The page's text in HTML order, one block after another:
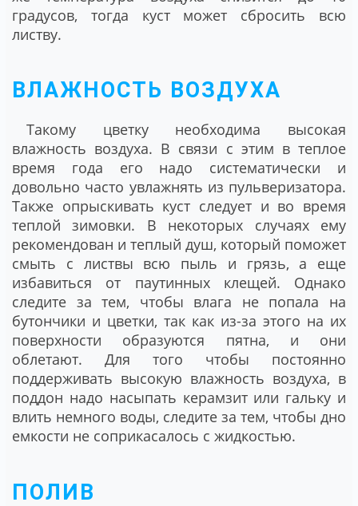
градусов, тогда куст может сбросить всю
листву.
ВЛАЖНОСТЬ ВОЗДУХА
Такому цветку необходима высокая
влажность воздуха. В связи с этим в теплое
время года его надо систематически и
довольно часто увлажнять из пульверизатора.
Также опрыскивать куст следует и во время
теплой зимовки. В некоторых случаях ему
рекомендован и теплый душ, который поможет
смыть с листвы всю пыль и грязь, а еще
избавиться от паутинных клещей. Однако
следите за тем, чтобы влага не попала на
бутончики и цветки, так как из-за этого на их
поверхности образуются пятна, и они
облетают. Для того чтобы постоянно
поддерживать высокую влажность воздуха, в
поддон надо насыпать керамзит или гальку и
влить немного воды, следите за тем, чтобы дно
емкости не соприкасалось с жидкостью.
ПОЛИВ